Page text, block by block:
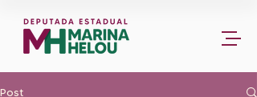
Post